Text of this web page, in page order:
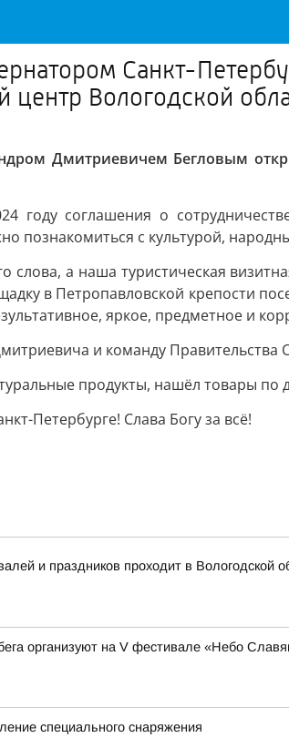
Санкт-
центр Вологодской
Дмитриевичем Бегловым
году соглашения о
познакомиться с культурой,
а наша туристическая
в Петропавловской крепости
яркое, предметное и
и команду Правительства
продукты, нашёл товары
Петербурге! Слава Богу за всё!
и праздников проходит в Вологодской
организуют на V фестивале «Небо
специального снаряжения